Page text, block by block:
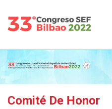
Comité De Honor